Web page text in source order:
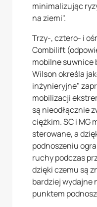
minimalizując
na ziemi".
Trzy-, cztero- i
Combilift
mobilne suwnice
Wilson określa
inżynieryjne"
mobilizacji
są nieodłącznie
ciężkim. SC i MG
sterowane, a
podnoszeniu
ruchy podczas
dzięki czemu są
bardziej wydajne
punktem